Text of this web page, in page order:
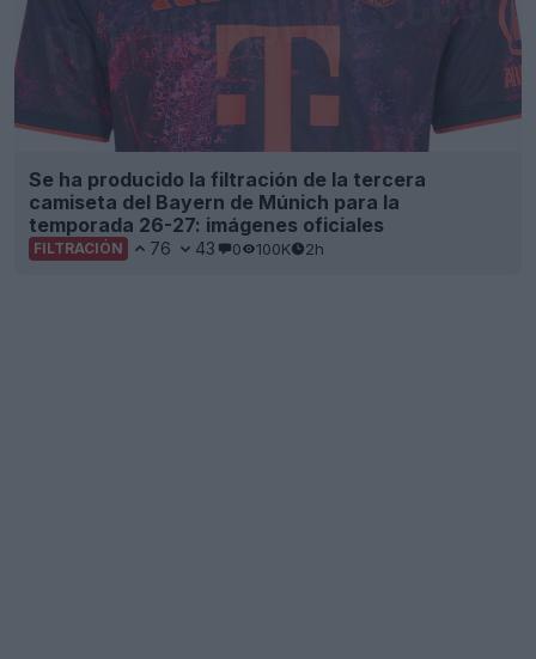
Se ha producido la filtración de la tercera
camiseta del Bayern de Múnich para la
temporada 26-27: imágenes oficiales
FILTRACIÓN 76 43 0 100K 2h